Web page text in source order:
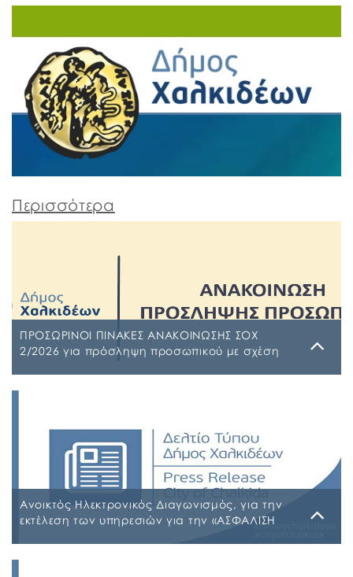
Περισσότερα
ΠΡΟΣΩΡΙΝΟΙ ΠΙΝΑΚΕΣ ΑΝΑΚΟΙΝΩΣΗΣ ΣΟΧ
2/2026 για πρόσληψη προσωπικού με σχέση
ΠΙΝΑΚΑΣ ΚΑΤΑΤΑΞΗΣ ΣΥΜΜΕΤΕΧΟΝΤΩΝ 1 ΡΗΒΖΩΗΑ-
Ρ5Τ-1 ΠΡΟΣΩΡΙΝΟΣ ΠΙΝΑΚΑΣ ΜΕΡΙΚΗΣ ΑΠΑΣΧΟΛΗΣΗΣ
ΨΔΑΚΩΗΑ-ΑΟ3 ΠΡΟΣΩΡΙΝΟΣ ΠΙΝΑΚΑΣ ΠΛΗΡΟΥΣ
ΑΠΑΣΧΟΛΗΣΗΣ ΨΦΑ4ΩΗΑ-ΦΣΒ ΠΡΟΣΩΡΙΝΟΣ ΠΙΝΑΚΑΣ
ΣΥΜΜΕΤΕΧΟΝΤΩΝ 6ΖΛΚΩΗΑ-ΠΩΗ
Ανοικτός Ηλεκτρονικός Διαγωνισμός, για την
εκτέλεση των υπηρεσιών για την «ΑΣΦΑΛΙΣΗ